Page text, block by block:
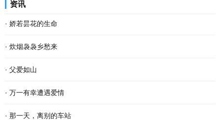
资讯
· 娇若昙花的生命
今早开门，我家的那只土黄色的小狗静静地平躺在马路的中间，它死
了。这个幼小的 快乐 的生命就这样消亡了，我的心忽然被揪住的感
觉。 对于这个小生命的到来，很是偶然。约两个...
· 炊烟袅袅乡愁来
在城里 生活 久了，我会觉得累，便到城郊漫步散心。忽然，看见农家
屋顶炊烟袅袅，久违之余，乡愁也就陡然升腾，渐渐浓烈起来。 “炊
烟是有灵性的，不信，你看嘛！”记得这是母...
· 父爱如山
“那是我小时侯，常坐在父亲肩头，父亲是那登天的梯，父亲是那拉车
的牛……”每当《父亲》这首歌在耳畔响起时，我的眼前就会浮现出父
· 万一有幸遭遇爱情
李银河和王小波是一对情侣。在我看来，他们是世纪佳侣。虽说他们
· 那一天，离别的车站